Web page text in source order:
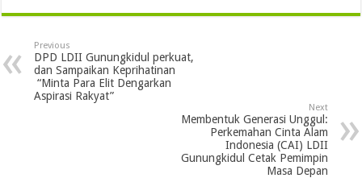
Previous
DPD LDII Gunungkidul perkuat,
dan Sampaikan Keprihatinan
“Minta Para Elit Dengarkan
Aspirasi Rakyat”
Next
Membentuk Generasi Unggul:
Perkemahan Cinta Alam
Indonesia (CAI) LDII
Gunungkidul Cetak Pemimpin
Masa Depan